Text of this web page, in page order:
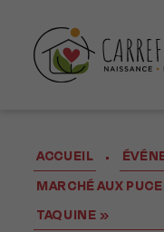
ACCUEIL •
MARCHÉ AUX
TAQUINE »